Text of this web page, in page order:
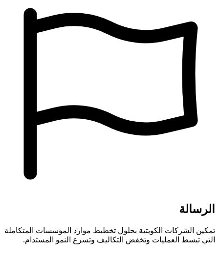
الرسالة
تمكين الشركات الكويتية بحلول تخطيط موارد المؤسسات المتكاملة
التي تبسط العمليات وتخفض التكاليف وتسرع النمو المستدام.